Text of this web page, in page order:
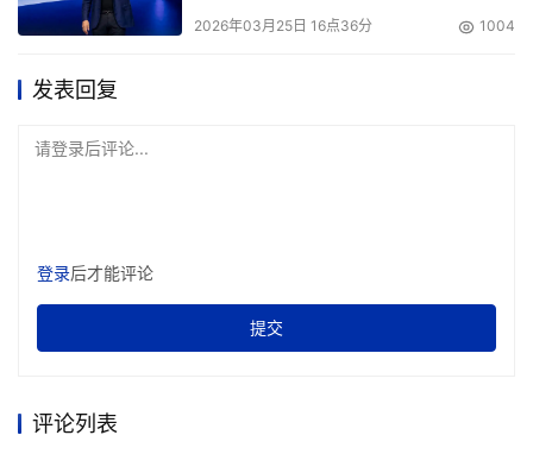
2026年03月25日 16点36分 1004
发表回复
请登录后评论...
登录后才能评论
提交
评论列表